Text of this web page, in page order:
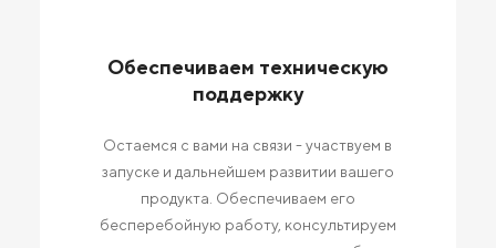
Обеспечиваем техническую
поддержку
Остаемся с вами на связи - участвуем в
запуске и дальнейшем развитии вашего
продукта. Обеспечиваем его
бесперебойную работу, консультируем